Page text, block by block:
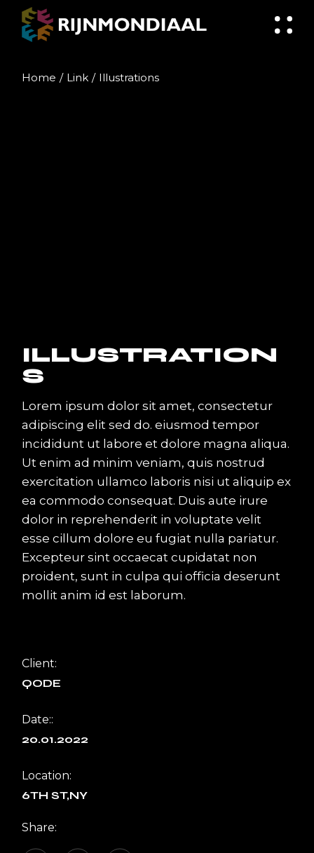
content
Home Link Illustrations
ILLUSTRATION
S
Lorem ipsum dolor sit amet, consectetur
adipiscing elit sed do. eiusmod tempor
incididunt ut labore et dolore magna aliqua.
Ut enim ad minim veniam, quis nostrud
exercitation ullamco laboris nisi ut aliquip ex
ea commodo consequat. Duis aute irure
dolor in reprehenderit in voluptate velit
esse cillum dolore eu fugiat nulla pariatur.
Excepteur sint occaecat cupidatat non
proident, sunt in culpa qui officia deserunt
mollit anim id est laborum.
Client:
QODE
Date::
20.01.2022
Location:
6TH ST,NY
Share: